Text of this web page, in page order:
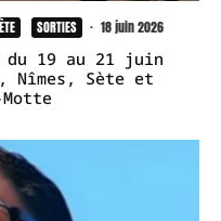
SORTIES · 18 juin 2026
du 19 au 21 juin
Sète et